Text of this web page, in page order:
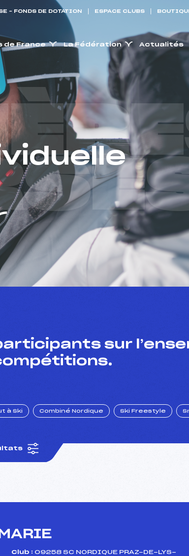
– FONDS DE DOTATION ESPACE CLUBS
de France La Fédération Actualités
sur
à Ski Combiné Nordique Ski Freestyle
Club : 09258 SC NORDIQUE PRAZ-DE-LYS-